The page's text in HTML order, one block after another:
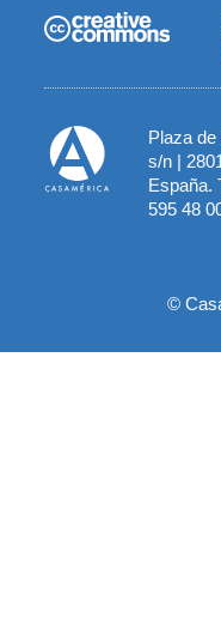
Plaza de
s/n |
España.
595 48
©